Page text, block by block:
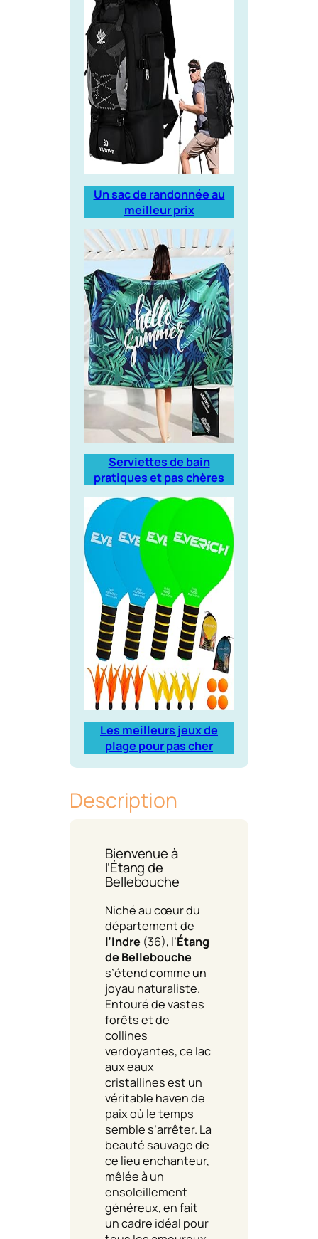
Un sac de randonnée au
meilleur prix
Serviettes de bain
pratiques et pas chères
Les meilleurs jeux de
plage pour pas cher
Description
Bienvenue à
l’Étang de
Bellebouche
Niché au cœur du
département de
l’Indre (36), l’Étang
de Bellebouche
s’étend comme un
joyau naturaliste.
Entouré de vastes
forêts et de
collines
verdoyantes, ce lac
aux eaux
cristallines est un
véritable haven de
paix où le temps
semble s’arrêter. La
beauté sauvage de
ce lieu enchanteur,
mêlée à un
ensoleillement
généreux, en fait
un cadre idéal pour